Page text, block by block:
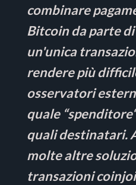
combinare
Bitcoin da parte
un'unica
rendere più
osservatori
quale
quali destinatari.
molte altre
transazioni